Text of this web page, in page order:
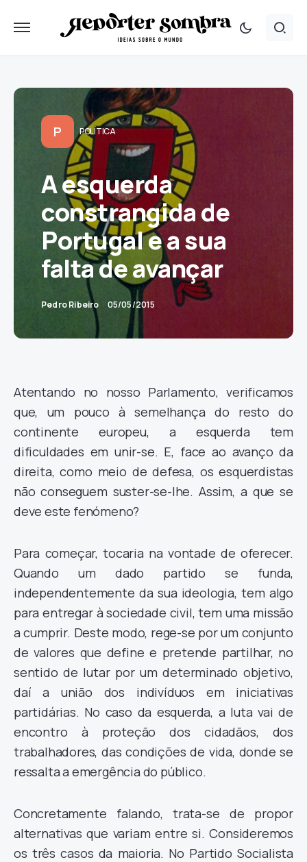
P POLÍTICA
A esquerda
constrangida de
Portugal e a sua
falta de avançar
Pedro Ribeiro 05/05/2015
Atentando no nosso Parlamento, verificamos
que, um pouco à semelhança do resto do
continente europeu, a esquerda tem
dificuldades em unir-se. E, face ao avanço da
direita, como meio de defesa, os esquerdistas
não conseguem suster-se-lhe. Assim, a que se
deve este fenómeno?
Para começar, tocaria na vontade de oferecer.
Quando um dado partido se funda,
independentemente da sua ideologia, tem algo
para entregar à sociedade civil, tem uma missão
a cumprir. Deste modo, rege-se por um conjunto
de valores que define e pretende partilhar, no
sentido de lutar por um determinado objetivo,
daí a união dos indivíduos em iniciativas
partidárias. No caso da esquerda, a luta vai de
encontro à proteção dos cidadãos, dos
trabalhadores, das condições de vida, donde se
ressalta a emergência do público.
Concretamente falando, trata-se de propor
alternativas que variam entre si. Consideremos
os três casos da maioria. No Partido Socialista